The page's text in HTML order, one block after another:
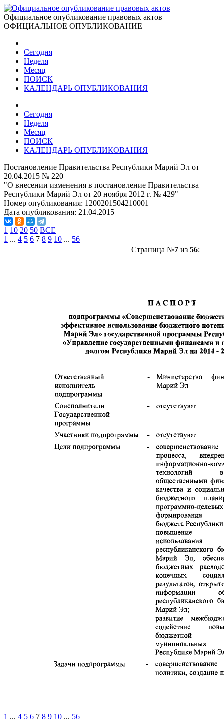
Официальное опубликование правовых актов
ОФИЦИАЛЬНОЕ ОПУБЛИКОВАНИЕ
Сегодня
Неделя
Месяц
ПОИСК
КАЛЕНДАРЬ ОПУБЛИКОВАНИЯ
Сегодня
Неделя
Месяц
ПОИСК
КАЛЕНДАРЬ ОПУБЛИКОВАНИЯ
Постановление Правительства Республики Марий Эл от
20.04.2015 № 220
"О внесении изменения в постановление Правительства
Республики Марий Эл от 20 ноября 2012 г. № 429"
Номер опубликования: 1200201504210001
Дата опубликования: 21.04.2015
1 10 20 50 ВСЕ
1 ... 4 5 6 7 8 9 10 ... 56
Страница №7из 56:
1 ... 4 5 6 7 8 9 10 ... 56